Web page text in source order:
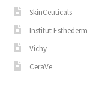
SkinCeuticals
Institut Esthederm
Vichy
CeraVe